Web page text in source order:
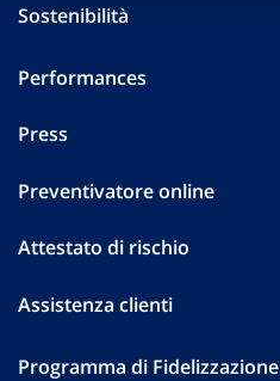
Sostenibilità
Performances
Press
Preventivatore online
Attestato di rischio
Assistenza clienti
Programma di Fidelizzazione